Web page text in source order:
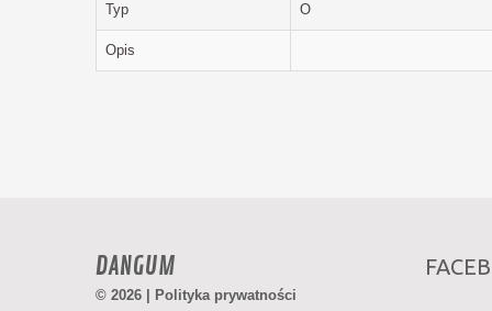
Typ O
Opis
DANGUM
© 2026 | Polityka prywatności